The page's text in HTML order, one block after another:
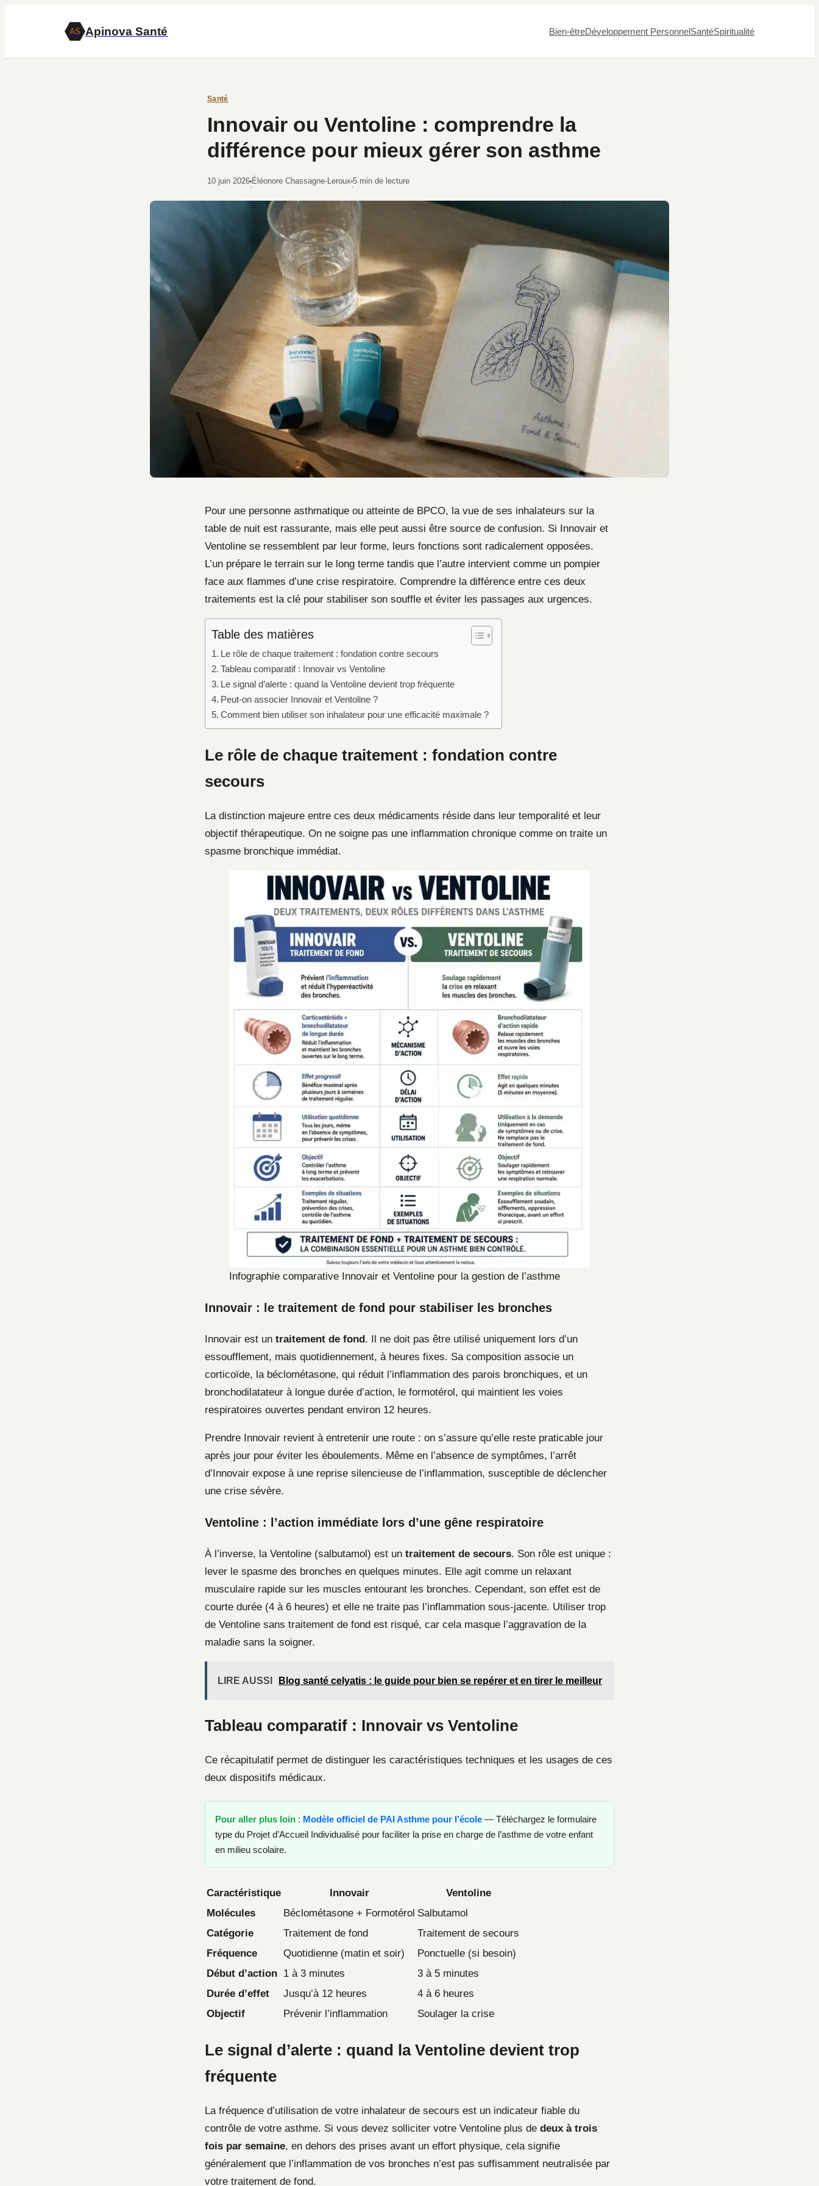
AS Apinova Santé Bien-êtreDéveloppement PersonnelSantéSpiritualité
Santé
Innovair ou Ventoline : comprendre la
différence pour mieux gérer son asthme
10 juin 2026
·
Éléonore Chassagne-Leroux
·
5 min de lecture
Pour une personne asthmatique ou atteinte de BPCO, la vue de ses inhalateurs sur la
table de nuit est rassurante, mais elle peut aussi être source de confusion. Si Innovair et
Ventoline se ressemblent par leur forme, leurs fonctions sont radicalement opposées.
L’un prépare le terrain sur le long terme tandis que l’autre intervient comme un pompier
face aux flammes d’une crise respiratoire. Comprendre la différence entre ces deux
traitements est la clé pour stabiliser son souffle et éviter les passages aux urgences.
Table des matières
Le rôle de chaque traitement : fondation contre secours
Tableau comparatif : Innovair vs Ventoline
Le signal d’alerte : quand la Ventoline devient trop fréquente
Peut-on associer Innovair et Ventoline ?
Comment bien utiliser son inhalateur pour une efficacité maximale ?
Le rôle de chaque traitement : fondation contre
secours
La distinction majeure entre ces deux médicaments réside dans leur temporalité et leur
objectif thérapeutique. On ne soigne pas une inflammation chronique comme on traite un
spasme bronchique immédiat.
Infographie comparative Innovair et Ventoline pour la gestion de l’asthme
Innovair : le traitement de fond pour stabiliser les bronches
Innovair est un traitement de fond. Il ne doit pas être utilisé uniquement lors d’un
essoufflement, mais quotidiennement, à heures fixes. Sa composition associe un
corticoïde, la béclométasone, qui réduit l’inflammation des parois bronchiques, et un
bronchodilatateur à longue durée d’action, le formotérol, qui maintient les voies
respiratoires ouvertes pendant environ 12 heures.
Prendre Innovair revient à entretenir une route : on s’assure qu’elle reste praticable jour
après jour pour éviter les éboulements. Même en l’absence de symptômes, l’arrêt
d’Innovair expose à une reprise silencieuse de l’inflammation, susceptible de déclencher
une crise sévère.
Ventoline : l’action immédiate lors d’une gêne respiratoire
À l’inverse, la Ventoline (salbutamol) est un traitement de secours. Son rôle est unique :
lever le spasme des bronches en quelques minutes. Elle agit comme un relaxant
musculaire rapide sur les muscles entourant les bronches. Cependant, son effet est de
courte durée (4 à 6 heures) et elle ne traite pas l’inflammation sous-jacente. Utiliser trop
de Ventoline sans traitement de fond est risqué, car cela masque l’aggravation de la
maladie sans la soigner.
LIRE AUSSI Blog santé celyatis : le guide pour bien se repérer et en tirer le meilleur
Tableau comparatif : Innovair vs Ventoline
Ce récapitulatif permet de distinguer les caractéristiques techniques et les usages de ces
deux dispositifs médicaux.
Pour aller plus loin : Modèle officiel de PAI Asthme pour l’école — Téléchargez le formulaire
type du Projet d’Accueil Individualisé pour faciliter la prise en charge de l’asthme de votre enfant
en milieu scolaire.
Caractéristique Innovair
Ventoline
Molécules
Béclométasone + Formotérol Salbutamol
Catégorie
Traitement de fond
Traitement de secours
Fréquence
Quotidienne (matin et soir)
Ponctuelle (si besoin)
Début d’action 1 à 3 minutes
3 à 5 minutes
Durée d’effet
Jusqu’à 12 heures
4 à 6 heures
Objectif
Prévenir l’inflammation Soulager la crise
Le signal d’alerte : quand la Ventoline devient trop
fréquente
La fréquence d’utilisation de votre inhalateur de secours est un indicateur fiable du
contrôle de votre asthme. Si vous devez solliciter votre Ventoline plus de deux à trois
fois par semaine, en dehors des prises avant un effort physique, cela signifie
généralement que l’inflammation de vos bronches n’est pas suffisamment neutralisée par
votre traitement de fond.